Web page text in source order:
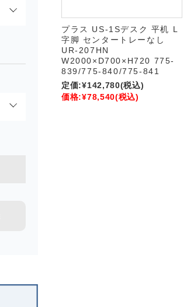
プラス US-1Sデスク 平机 L
字脚 センタートレーなし
UR-207HN
W2000×D700×H720 775-
839/775-840/775-841
定価:¥142,780(税込)
価格:¥78,540(税込)